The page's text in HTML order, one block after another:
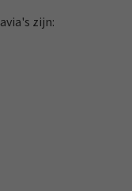
zijn: